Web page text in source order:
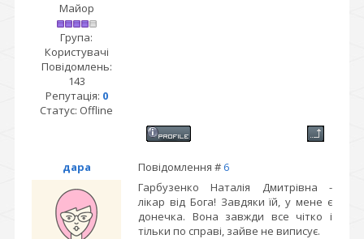
Майор
Група:
Користувачі
Повідомлень:
143
Репутація: 0
Статус: Offline
дара Повідомлення # 6
Гарбузенко Наталія Дмитрівна -
лікар від Бога! Завдяки їй, у мене є
донечка. Вона завжди все чітко і
тільки по справі, зайве не виписує.